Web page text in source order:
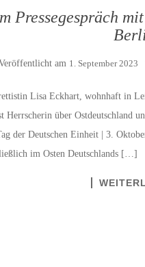
Pressegespräch
am 1. September 2023
Lisa Eckhart, wohnhaft in
Herrscherin über Ostdeutschland
der Deutschen Einheit | 3.
im Osten Deutschlands […]